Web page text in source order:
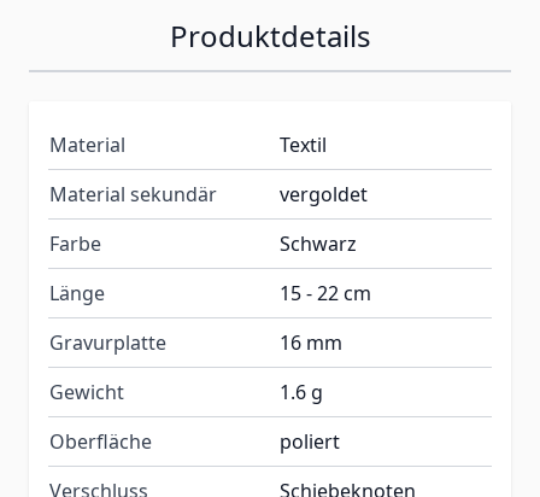
Produktdetails
Material
Textil
Material sekundär
vergoldet
Farbe
Schwarz
Länge
15 - 22 cm
Gravurplatte
16 mm
Gewicht
1.6 g
Oberfläche
poliert
Verschluss
Schiebeknoten